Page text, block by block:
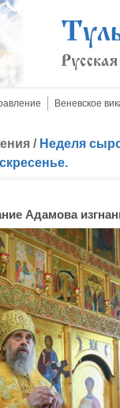
Веневское
/ Неделя
Адамова